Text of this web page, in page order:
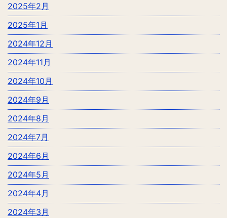
2025年2月
2025年1月
2024年12月
2024年11月
2024年10月
2024年9月
2024年8月
2024年7月
2024年6月
2024年5月
2024年4月
2024年3月